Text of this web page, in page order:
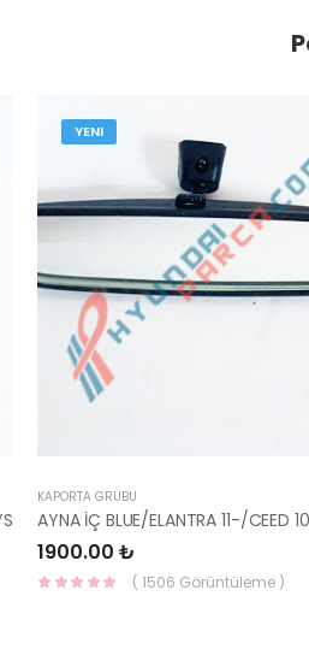
YENI
KAPORTA GRUBU
1900.00 ₺
( 1506 Görüntüleme )